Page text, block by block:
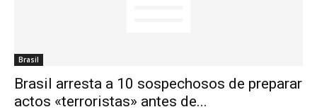
Brasil
Brasil arresta a 10 sospechosos de preparar
actos «terroristas» antes de...